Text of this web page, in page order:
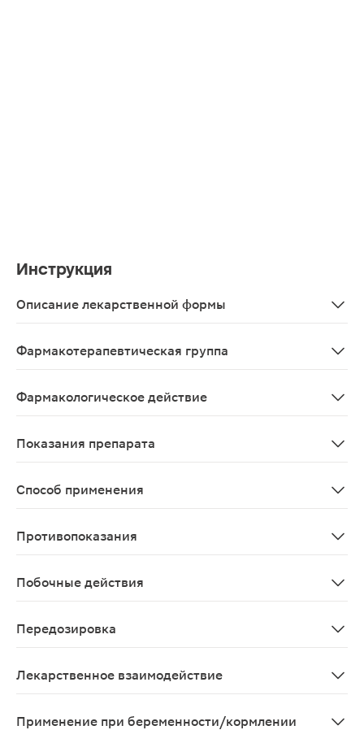
Инструкция
Описание лекарственной формы
Фармакотерапевтическая группа
Фармакологическое действие
Показания препарата
Способ применения
Противопоказания
Побочные действия
Передозировка
Лекарственное взаимодействие
Применение при беременности/кормлении